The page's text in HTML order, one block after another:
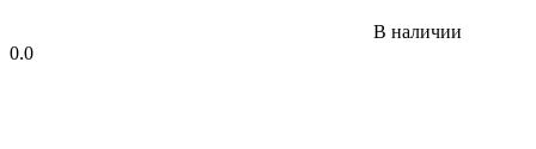
В наличии
0.0